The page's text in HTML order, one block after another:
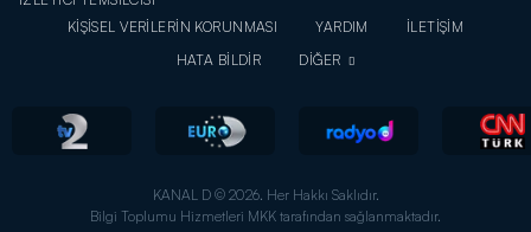
KİŞİSEL VERİLERİN KORUNMASI
YARDIM
İLETİŞİM
HATA BİLDİR
DİĞER
KANAL D © 2026. Her Hakkı Saklıdır.
Bilgi Toplumu Hizmetleri MKK tarafından sağlanmaktadır.